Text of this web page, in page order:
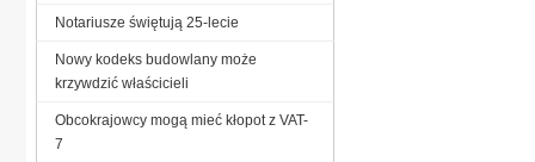
Notariusze świętują 25-lecie
Nowy kodeks budowlany może
krzywdzić właścicieli
Obcokrajowcy mogą mieć kłopot z VAT-
7